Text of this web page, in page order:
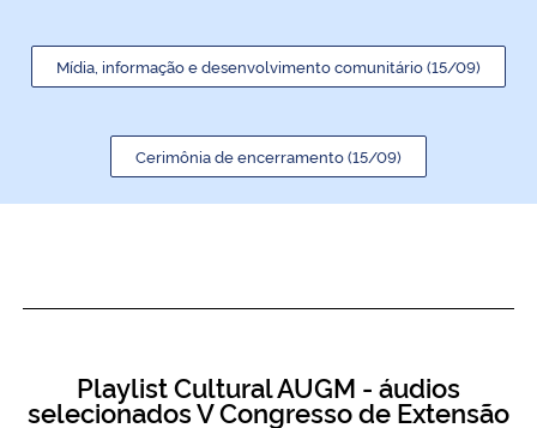
Mídia, informação e desenvolvimento comunitário (15/09)
Cerimônia de encerramento (15/09)
Playlist Cultural AUGM - áudios
selecionados V Congresso de Extensão